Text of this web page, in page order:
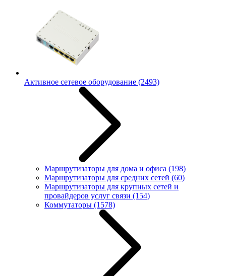
Активное сетевое оборудование (2493)
Маршрутизаторы для дома и офиса (198)
Маршрутизаторы для средних сетей (60)
Маршрутизаторы для крупных сетей и
провайдеров услуг связи (154)
Коммутаторы (1578)